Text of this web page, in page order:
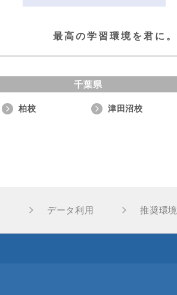
最高の学習環境を君に。
千葉県
柏校 津田沼校
データ利用 推奨環境